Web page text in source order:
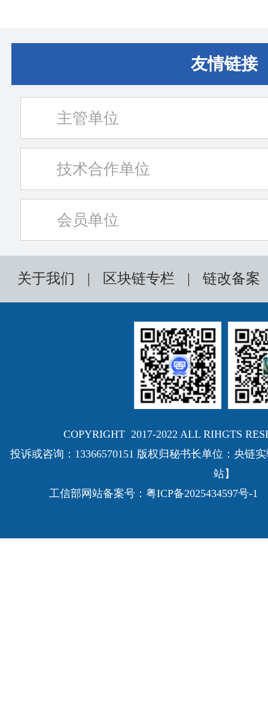
友情链接
主管单位
技术合作单位
会员单位
关于我们 | 区块链专栏 | 链改备案
COPYRIGHT 2017-2022 ALL RIHGTS
投诉或咨询：13366570151 版权归秘书长单位：央链
站】
工信部网站备案号： 粤ICP备2025434597号-1